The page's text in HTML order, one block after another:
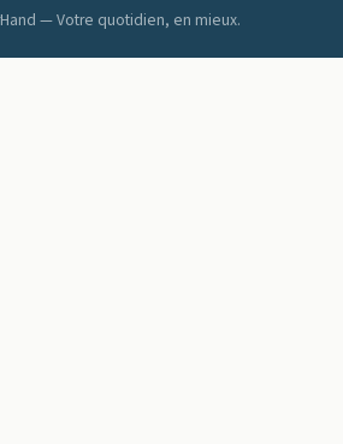
— Votre quotidien, en mieux.